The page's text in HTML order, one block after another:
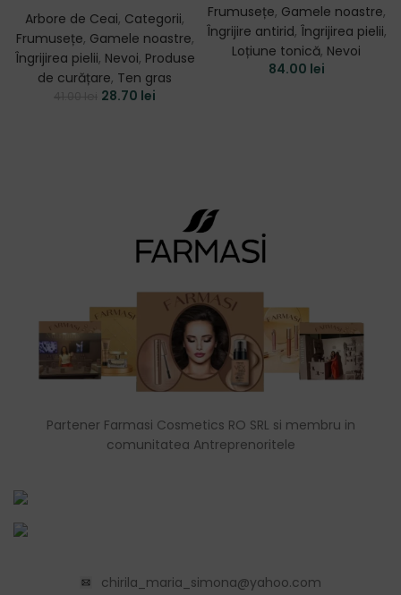
Arbore de Ceai, Categorii,
Frumusețe, Gamele noastre,
Îngrijirea pielii, Nevoi, Produse
de curățare, Ten gras
28.70 lei
Frumusețe, Gamele noastre,
Îngrijire antirid, Îngrijirea pielii,
Loțiune tonică, Nevoi
84.00 lei
Partener Farmasi Cosmetics RO SRL si membru in
comunitatea Antreprenoritele
chirila_maria_simona@yahoo.com